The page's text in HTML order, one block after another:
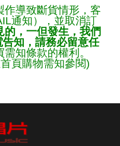
作導致斷貨情形，客
通知），並取消訂
，一但發生，我們
知，請務必留意任
知條款的權利。
頁購物需知參閱)